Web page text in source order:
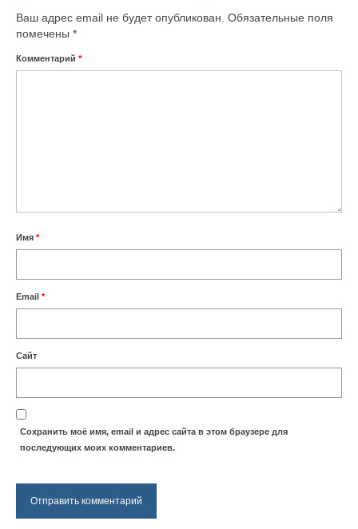
Ваш адрес email не будет опубликован. Обязательные поля
помечены *
Комментарий *
Имя *
Email *
Сайт
Сохранить моё имя, email и адрес сайта в этом браузере для
последующих моих комментариев.